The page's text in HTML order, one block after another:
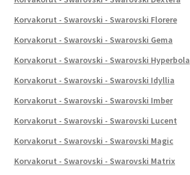
Korvakorut - Swarovski - Swarovski Florere
Korvakorut - Swarovski - Swarovski Gema
Korvakorut - Swarovski - Swarovski Hyperbola
Korvakorut - Swarovski - Swarovski Idyllia
Korvakorut - Swarovski - Swarovski Imber
Korvakorut - Swarovski - Swarovski Lucent
Korvakorut - Swarovski - Swarovski Magic
Korvakorut - Swarovski - Swarovski Matrix